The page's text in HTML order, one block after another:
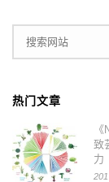
热门文章
致
力